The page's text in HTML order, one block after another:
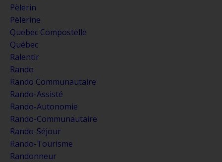
Pèlerin
Pèlerine
Quebec Compostelle
Québec
Ralentir
Rando
Rando Communautaire
Rando-Assisté
Rando-Autonomie
Rando-Communautaire
Rando-Séjour
Rando-Tourisme
Randonneur